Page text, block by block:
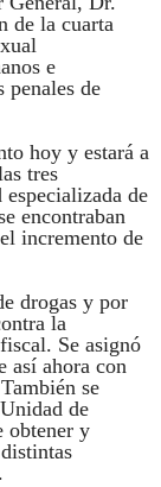
de la cuarta
e
de
hoy y estará a
tres
de
encontraban
incremento de
drogas y por
la
Se asignó
así ahora con
se
de
obtener y